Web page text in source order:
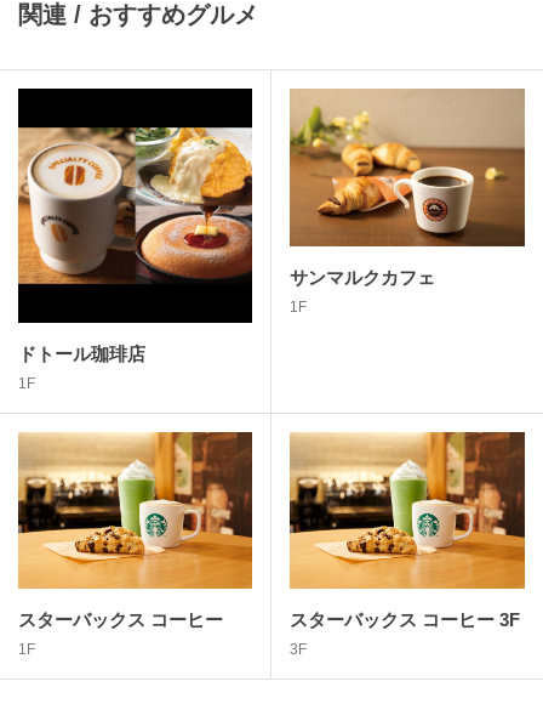
関連 / おすすめグルメ
ドトール珈琲店
1F
サンマルクカフェ
1F
スターバックス コーヒー
1F
スターバックス コーヒー 3F
3F